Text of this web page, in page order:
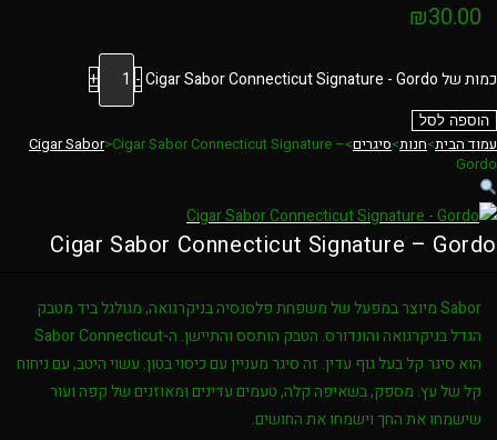
₪30.00
כמות של Cigar Sabor Connecticut Signature - Gordo -
+
הוספה לסל
עמוד הבית>חנות>סיגרים>
Cigar Sabor>Cigar Sabor Connecticut Signature –
Gordo
Cigar Sabor Connecticut Signature – Gordo
Sabor מיוצר במפעל של משפחת פלסנסיה בניקרגואה, מגולגל ביד מטבק
הגדל בניקרגואה והונדורס. הטבק הותסס והתיישן. ה-Sabor Connecticut
הוא סיגר קל בעל גוף עדין. זה סיגר מעניין עם כיסוי בטון. עשוי היטב, עם ניחוח
קל של עץ. מספק, בשאיפה קלה, טעמים עדינים ומאוזנים של קפה ועור
שישמחו את החך וישמחו את החושים.